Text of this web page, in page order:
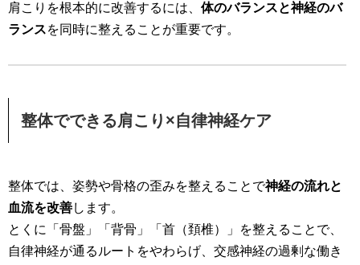
肩こりを根本的に改善するには、 体のバランスと神経のバ
ランスを同時に整えることが重要です。
整体でできる肩こり×自律神経ケア
整体では、姿勢や骨格の歪みを整えることで神経の流れと
血流を改善します。
とくに「骨盤」「背骨」「首（頚椎）」を整えることで、
自律神経が通るルートをやわらげ、交感神経の過剰な働き